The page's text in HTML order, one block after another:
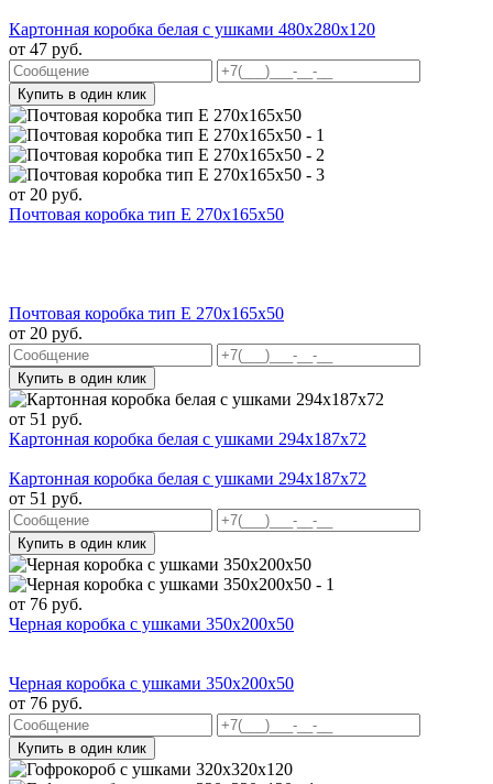
Картонная коробка белая с ушками 480х280х120
от 47 руб.
Купить в один клик
от 20 руб.
Почтовая коробка тип Е 270х165х50
Почтовая коробка тип Е 270х165х50
от 20 руб.
Купить в один клик
от 51 руб.
Картонная коробка белая с ушками 294х187х72
Картонная коробка белая с ушками 294х187х72
от 51 руб.
Купить в один клик
от 76 руб.
Черная коробка с ушками 350x200x50
Черная коробка с ушками 350x200x50
от 76 руб.
Купить в один клик